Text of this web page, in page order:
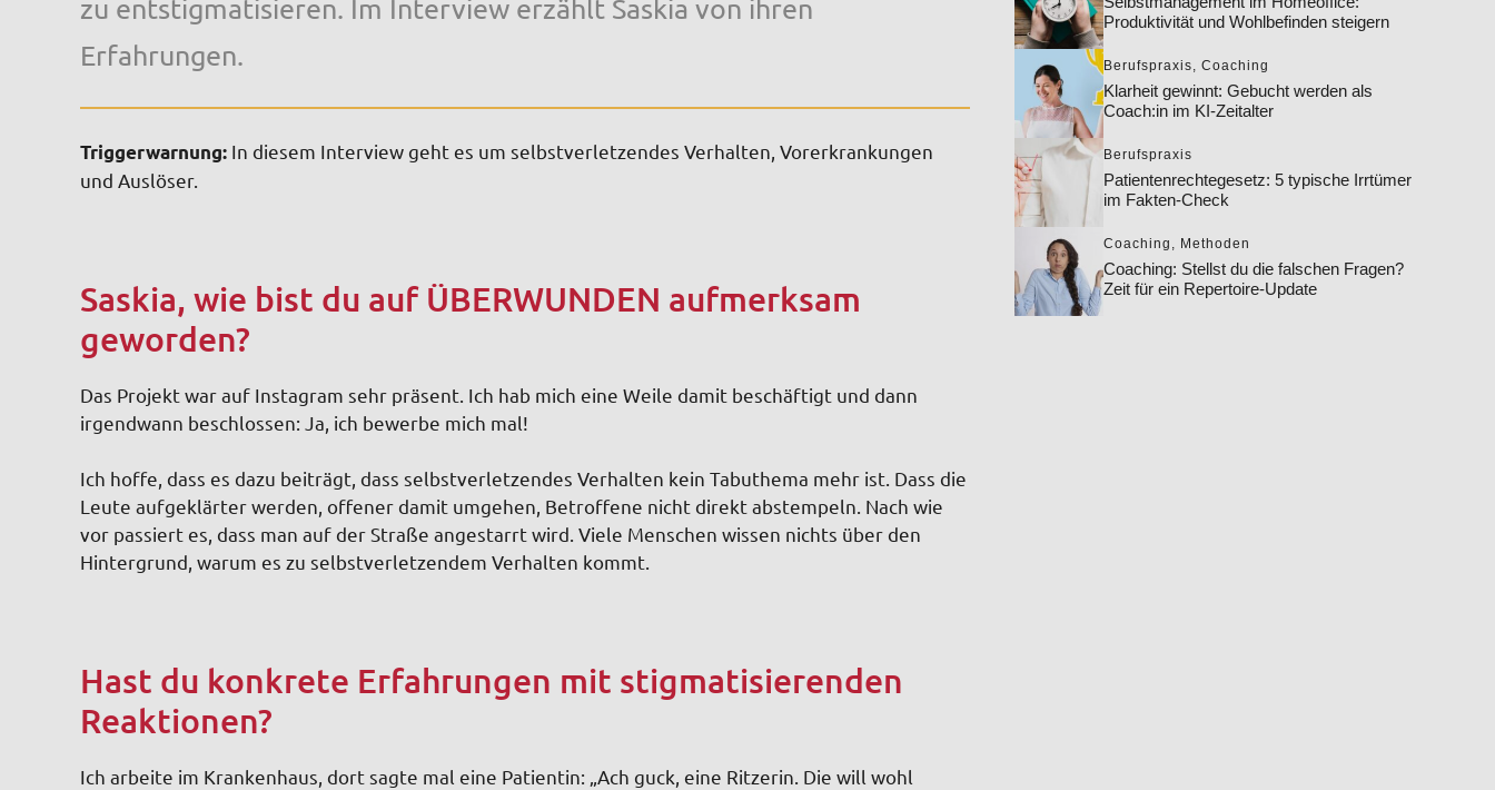
zu entstigmatisieren. Im Interview erzählt Saskia von ihren
Erfahrungen.
Triggerwarnung: In diesem Interview geht es um selbstverletzendes Verhalten, Vorerkrankungen
und Auslöser.
Saskia, wie bist du auf ÜBERWUNDEN aufmerksam
geworden?
Das Projekt war auf Instagram sehr präsent. Ich hab mich eine Weile damit beschäftigt und dann
irgendwann beschlossen: Ja, ich bewerbe mich mal!
Ich hoffe, dass es dazu beiträgt, dass selbstverletzendes Verhalten kein Tabuthema mehr ist. Dass die
Leute aufgeklärter werden, offener damit umgehen, Betroffene nicht direkt abstempeln. Nach wie
vor passiert es, dass man auf der Straße angestarrt wird. Viele Menschen wissen nichts über den
Hintergrund, warum es zu selbstverletzendem Verhalten kommt.
Hast du konkrete Erfahrungen mit stigmatisierenden
Reaktionen?
Ich arbeite im Krankenhaus, dort sagte mal eine Patientin: „Ach guck, eine Ritzerin. Die will wohl
Produktivität und Wohlbefinden steigern
Berufspraxis, Coaching
Klarheit gewinnt: Gebucht werden als
Coach:in im KI-Zeitalter
Berufspraxis
Patientenrechtegesetz: 5 typische Irrtümer
im Fakten-Check
Coaching , Methoden
Coaching: Stellst du die falschen Fragen?
Zeit für ein Repertoire-Update